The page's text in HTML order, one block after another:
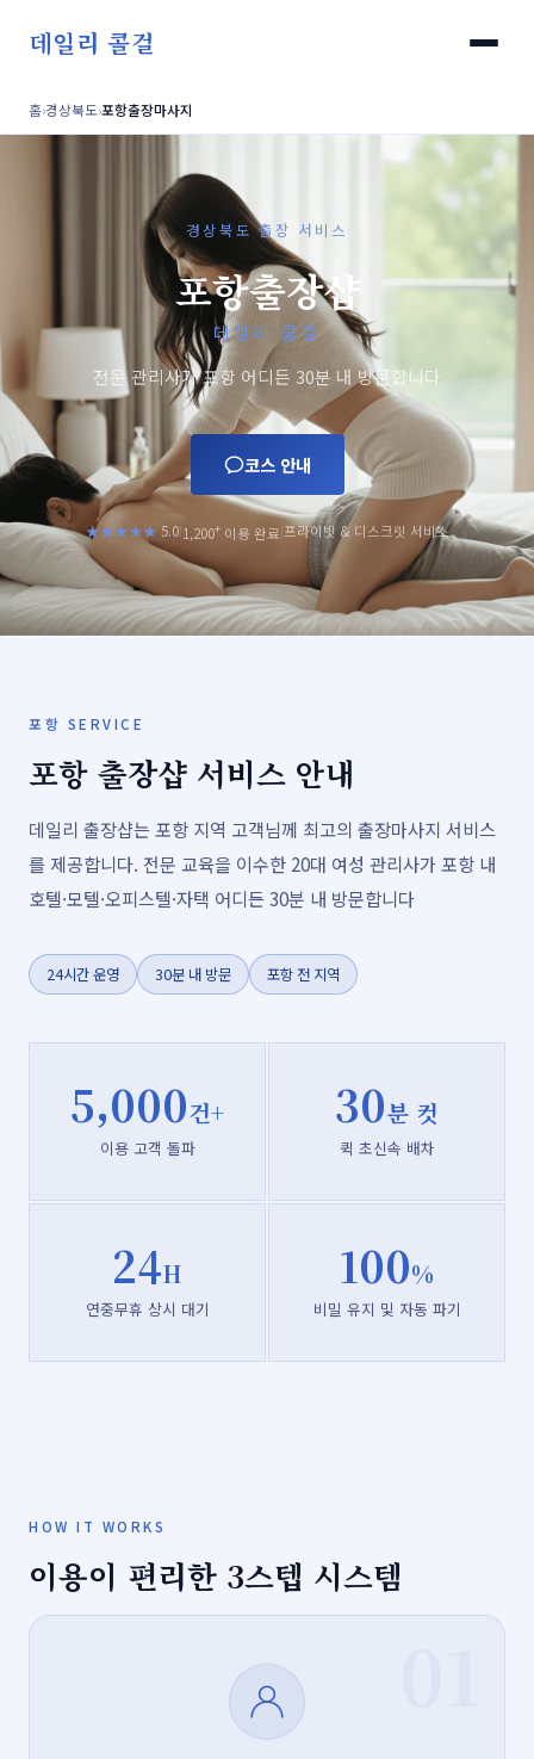
데일리 콜걸
홈›경상북도›포항출장마사지
경상북도 출장 서비스
포항출장샵
데일리 콜걸
전문 관리사가 포항 어디든 30분 내 방문합니다
코스 안내
★★★★★ 5.0|1,200+이용 완료|프라이빗 & 디스크릿 서비스
포항 SERVICE
포항 출장샵 서비스 안내
데일리 출장샵는 포항 지역 고객님께 최고의 출장마사지 서비스
를 제공합니다. 전문 교육을 이수한 20대 여성 관리사가 포항 내
호텔·모텔·오피스텔·자택 어디든 30분 내 방문합니다
24시간 운영 30분 내 방문 포항 전 지역
5,000건+
이용 고객 돌파
30분 컷
퀵 초신속 배차
24H
연중무휴 상시 대기
100%
비밀 유지 및 자동 파기
HOW IT WORKS
이용이 편리한 3스텝 시스템